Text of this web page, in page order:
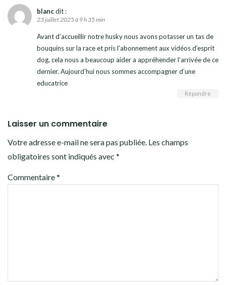
blancdit :
23 juillet 2025 à 9 h 35 min
Avant d’accueillir notre husky nous avons potasser un tas de
bouquins sur la race et pris l’abonnement aux vidéos d’esprit
dog, cela nous a beaucoup aider a appréhender l’arrivée de ce
dernier. Aujourd’hui nous sommes accompagner d’une
educatrice
Répondre
Laisser un commentaire
Votre adresse e-mail ne sera pas publiée. Les champs
obligatoires sont indiqués avec *
Commentaire*